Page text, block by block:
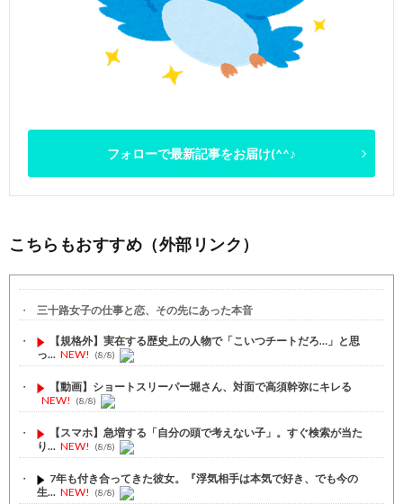
フォローで最新記事をお届け(^^♪
こちらもおすすめ（外部リンク）
三十路女子の仕事と恋、その先にあった本音
【規格外】実在する歴史上の人物で「こいつチートだろ…」と思
っ... NEW! (8/8)
【動画】ショートスリーパー堀さん、対面で高須幹弥にキレる
NEW!
(8/8)
【スマホ】急増する「自分の頭で考えない子」。すぐ検索が当た
り... NEW! (8/8)
7年も付き合ってきた彼女。『浮気相手は本気で好き、でも今の
生... NEW! (8/8)